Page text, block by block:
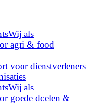
Wij als
agri & food
voor dienstverleners
Wij als
goede doelen &